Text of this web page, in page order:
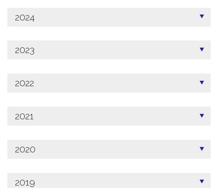
2024
2023
2022
2021
2020
2019